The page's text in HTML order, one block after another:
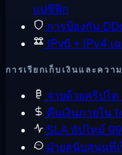
แปซิฟิก
การป้องกัน
IPv6 + IPv4 เ
การเรียกเก็บเงินและควา
จ่ายด้วยคริปโต
คืนเงินภายใน
SLA อัปไทม์
ฝ่ายสนับสนุนที่